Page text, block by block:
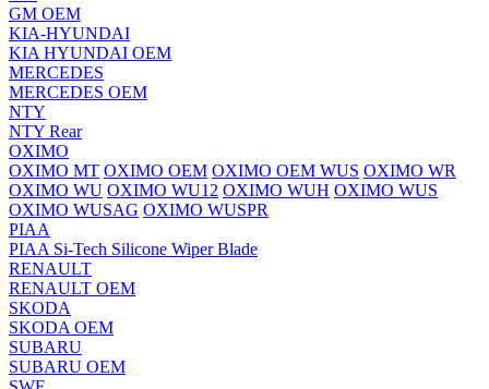
GM OEM
KIA-HYUNDAI
KIA HYUNDAI OEM
MERCEDES
MERCEDES OEM
NTY
NTY Rear
OXIMO
OXIMO MT OXIMO OEM OXIMO OEM WUS OXIMO WR
OXIMO WU OXIMO WU12 OXIMO WUH OXIMO WUS
OXIMO WUSAG OXIMO WUSPR
PIAA
PIAA Si-Tech Silicone Wiper Blade
RENAULT
RENAULT OEM
SKODA
SKODA OEM
SUBARU
SUBARU OEM